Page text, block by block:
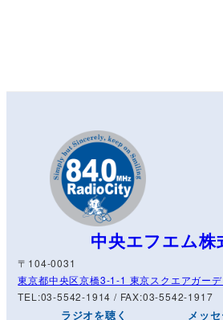
中央エフエム株
〒104-0031
東京都中央区京橋3-1-1 東京スクエアガー
TEL:03-5542-1914 / FAX:03-5542-1917
ラジオを聴く
メッ